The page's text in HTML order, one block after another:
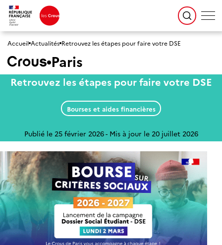
Accueil Actualités Retrouvez les étapes pour faire votre DSE
Paris
Retrouvez les étapes pour faire votre DSE
Bourses et aides financières
Publié le 25 février 2026 Mis à jour le 20 juillet 2026